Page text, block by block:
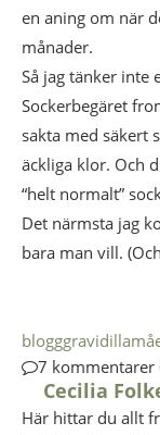
en aning om när
månader.
Så jag tänker inte
Sockerbegäret
sakta med säkert
äckliga klor. Och
“helt normalt”
Det närmsta jag
bara man vill.
blogggravid
7 kommentarer
Cecilia
Här hittar du allt